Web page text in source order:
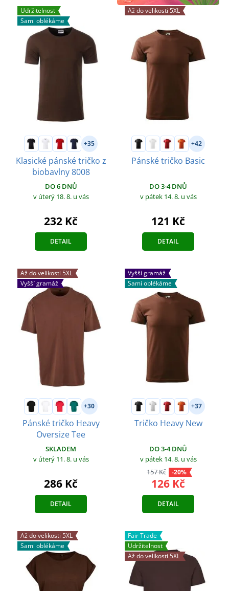
Udržitelnost
Sami oblékáme
+35
Klasické pánské tričko z
biobavlny 8008
DO 6 DNŮ
v úterý 18. 8. u vás
232 Kč
DETAIL
Až do velikosti 5XL
+42
Pánské tričko Basic
DO 3-4 DNŮ
v pátek 14. 8. u vás
121 Kč
DETAIL
Až do velikosti 5XL
Vyšší gramáž
+30
Pánské tričko Heavy
Oversize Tee
SKLADEM
v úterý 11. 8. u vás
286 Kč
DETAIL
Vyšší gramáž
Sami oblékáme
+37
Tričko Heavy New
DO 3-4 DNŮ
v pátek 14. 8. u vás
157 Kč
-20%
126 Kč
DETAIL
Až do velikosti 5XL
Sami oblékáme
Fair Trade
Udržitelnost
Až do velikosti 5XL